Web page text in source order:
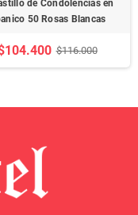
de Condolencias en
50 Rosas Blancas
$116.000